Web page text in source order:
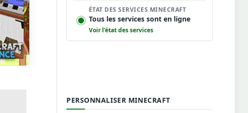
ÉTAT DES SERVICES MINECRAFT
Tous les services sont en ligne
Voir l’état des services
PERSONNALISER MINECRAFT